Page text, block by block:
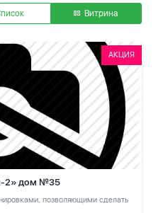
Витрина
АКЦИЯ
2» дом №35
позволяющими сделать